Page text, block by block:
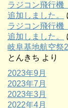
ラジコン飛行
追加しました。
ラジコン飛行
追加しました。
岐阜基地航空
とんきち より
2023年9月
2023年7月
2023年3月
2022年4月